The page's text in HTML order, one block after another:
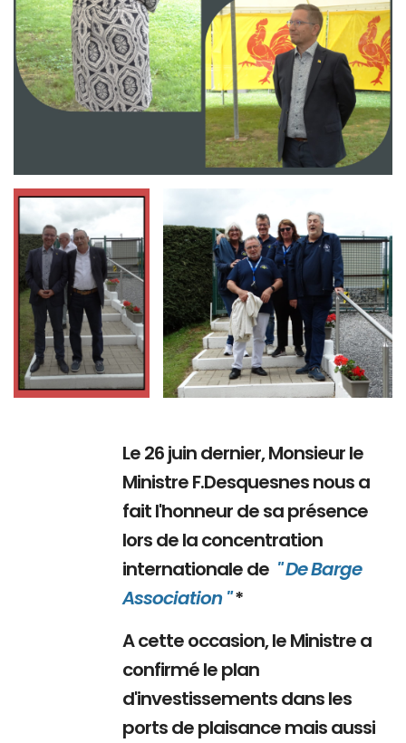
Branding
ARMCHAIR ARMCHAIR
Le 26 juin dernier, Monsieur le
Ministre F.Desquesnes nous a
fait l'honneur de sa présence
lors de la concentration
internationale de " De Barge
Association "*
A cette occasion, le Ministre a
confirmé le plan
d'investissements dans les
ports de plaisance mais aussi